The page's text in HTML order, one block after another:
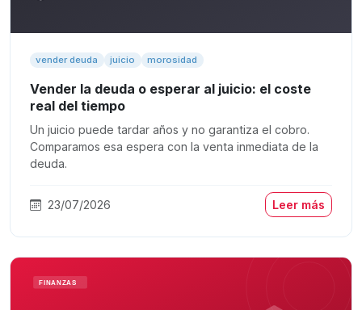
vender deuda juicio morosidad
Vender la deuda o esperar al juicio: el coste
real del tiempo
Un juicio puede tardar años y no garantiza el cobro.
Comparamos esa espera con la venta inmediata de la
deuda.
23/07/2026 Leer más